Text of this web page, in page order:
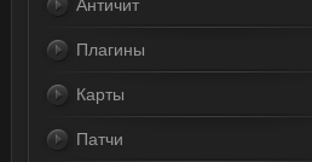
Античит
Плагины
Карты
Патчи